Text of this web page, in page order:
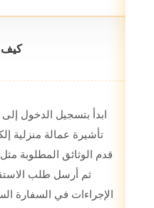
كيف
ابدأ بتسجيل الدخول
تأشيرة عمالة منزلية
قدم الوثائق المطلوبة
ثم أرسل طلب
الإجراءات في السفارة